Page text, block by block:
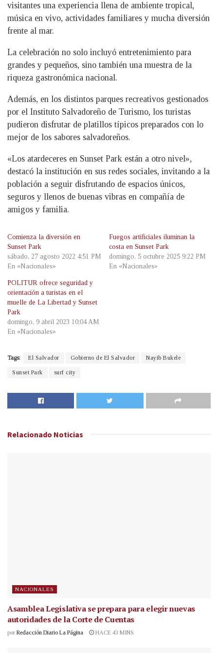
visitantes una experiencia llena de ambiente tropical,
música en vivo, actividades familiares y mucha diversión
frente al mar.
La celebración no solo incluyó entretenimiento para
grandes y pequeños, sino también una muestra de la
riqueza gastronómica nacional.
Además, en los distintos parques recreativos gestionados
por el Instituto Salvadoreño de Turismo, los turistas
pudieron disfrutar de platillos típicos preparados con lo
mejor de los sabores salvadoreños.
«Los atardeceres en Sunset Park están a otro nivel»,
destacó la institución en sus redes sociales, invitando a la
población a seguir disfrutando de espacios únicos,
seguros y llenos de buenas vibras en compañía de
amigos y familia.
Comienza la diversión en
Sunset Park
sábado, 27 agosto 2022 4:51 PM
En «Nacionales»
Fuegos artificiales iluminan la
costa en Sunset Park
domingo, 5 octubre 2025 9:22 PM
En «Nacionales»
POLITUR ofrece seguridad y
orientación a turistas en el
muelle de La Libertad y Sunset
Park
domingo, 9 abril 2023 10:04 AM
En «Nacionales»
Tags: El Salvador Gobierno de El Salvador Nayib Bukele
Sunset Park surf city
Relacionado Noticias
NACIONALES
Asamblea Legislativa se prepara para elegir nuevas
autoridades de la Corte de Cuentas
por Redacción Diario La Página HACE 43 MINS